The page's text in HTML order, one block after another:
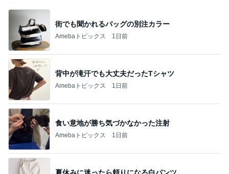
街でも聞かれるバッグの別注カラー
Amebaトピックス 1日前
背中が滝汗でも大丈夫だったTシャツ
Amebaトピックス 1日前
食い意地が勝ち気づかなかった注射
Amebaトピックス 1日前
夏休みに迷ったら頼りになる白パンツ